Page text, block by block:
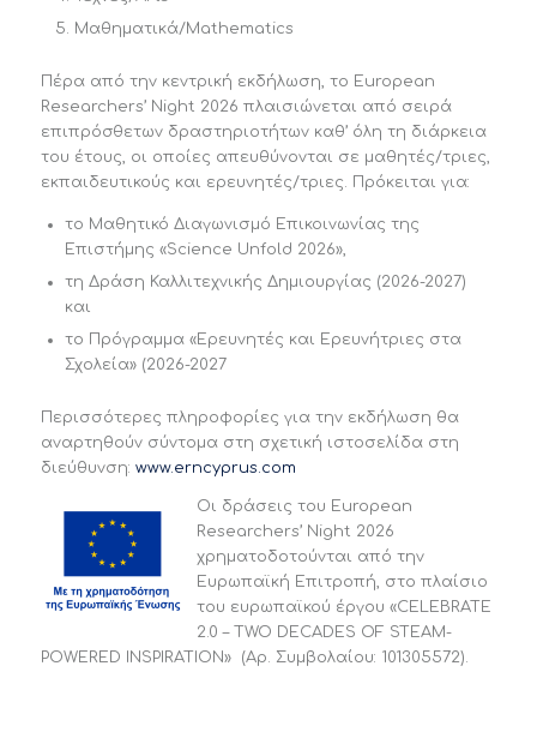
Μαθηματικά/Mathematics
Πέρα από την κεντρική εκδήλωση, το European
Researchers’ Night 2026 πλαισιώνεται από σειρά
επιπρόσθετων δραστηριοτήτων καθ’ όλη τη διάρκεια
του έτους, οι οποίες απευθύνονται σε μαθητές/τριες,
εκπαιδευτικούς και ερευνητές/τριες. Πρόκειται για:
τo Μαθητικό Διαγωνισμό Επικοινωνίας της
Επιστήμης «Science Unfold 2026»,
τη Δράση Καλλιτεχνικής Δημιουργίας (2026-2027)
και
το Πρόγραμμα «Ερευνητές και Ερευνήτριες στα
Σχολεία» (2026-2027
Περισσότερες πληροφορίες για την εκδήλωση θα
αναρτηθούν σύντομα στη σχετική ιστοσελίδα στη
διεύθυνση: www.erncyprus.com
Οι δράσεις του European
Researchers’ Night 2026
χρηματοδοτούνται από την
Ευρωπαϊκή Επιτροπή, στο πλαίσιο
του ευρωπαϊκού έργου «CELEBRATE
2.0 – TWO DECADES OF STEAM-
POWERED INSPIRATION» (Αρ. Συμβολαίου: 101305572).